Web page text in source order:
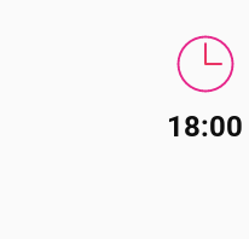
18:00